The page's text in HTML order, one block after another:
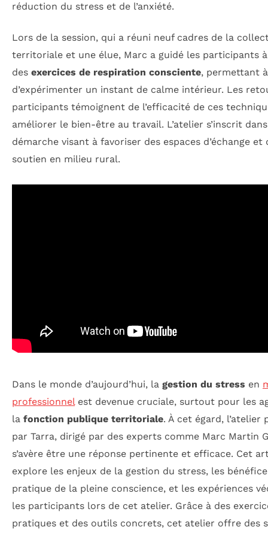
réduction du stress et de l’anxiété.
Lors de la session, qui a réuni neuf cadres de la
territoriale et une élue, Marc a guidé les participants
des exercices de respiration consciente, permettant
d’expérimenter un instant de calme intérieur. Les
participants témoignent de l’efficacité de ces
améliorer le bien-être au travail. L’atelier s’inscrit
démarche visant à favoriser des espaces d’échange et
soutien en milieu rural.
Dans le monde d’aujourd’hui, la gestion du stress en
professionnelest devenue cruciale, surtout pour les
la fonction publique territoriale. À cet égard, l’atelier
par Tarra, dirigé par des experts comme Marc Martin
s’avère être une réponse pertinente et efficace. Cet
explore les enjeux de la gestion du stress, les
pratique de la pleine conscience, et les expériences
les participants lors de cet atelier. Grâce à des
pratiques et des outils concrets, cet atelier offre des